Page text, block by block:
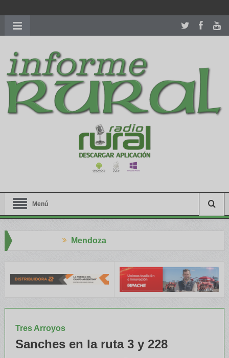
richardmillereplica
women.patekphilippe.tofor sale in usa recognized command with
dining room table ceremony. welcome to our
perfectwatches.is
shop. best youngsexdoll.comwith professional customer
services. 1: 1 design high
https://reallydiamond.com/
Menú
Tres Arroyos
Sanches en la ruta 3 y 228